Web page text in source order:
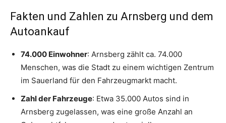
Fakten und Zahlen zu Arnsberg und dem
Autoankauf
74.000 Einwohner: Arnsberg zählt ca. 74.000
Menschen, was die Stadt zu einem wichtigen Zentrum
im Sauerland für den Fahrzeugmarkt macht.
Zahl der Fahrzeuge: Etwa 35.000 Autos sind in
Arnsberg zugelassen, was eine große Anzahl an